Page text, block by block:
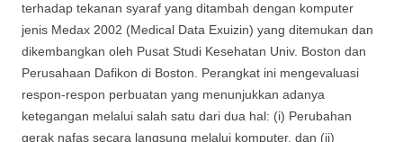
terhadap tekanan syaraf yang ditambah dengan komputer
jenis Medax 2002 (Medical Data Exuizin) yang ditemukan dan
dikembangkan oleh Pusat Studi Kesehatan Univ. Boston dan
Perusahaan Dafikon di Boston. Perangkat ini mengevaluasi
respon-respon perbuatan yang menunjukkan adanya
ketegangan melalui salah satu dari dua hal: (i) Perubahan
gerak nafas secara langsung melalui komputer, dan (ii)